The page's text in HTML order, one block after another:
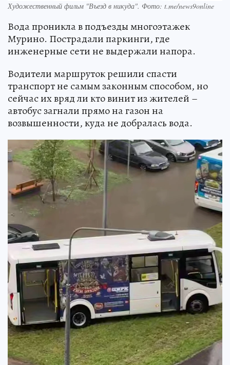
Художественный фильм "Въезд в никуда". Фото: t.me/news9online
Вода проникла в подъезды многоэтажек
Мурино. Пострадали паркинги, где
инженерные сети не выдержали напора.
Водители маршруток решили спасти
транспорт не самым законным способом, но
сейчас их вряд ли кто винит из жителей –
автобус загнали прямо на газон на
возвышенности, куда не добралась вода.